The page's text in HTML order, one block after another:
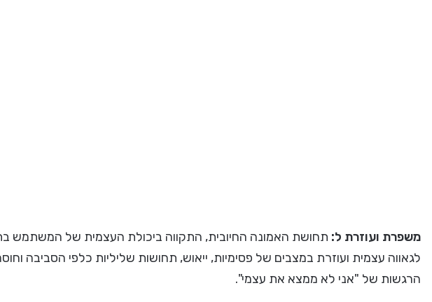
משפרת ועוזרת ל: תחושת האמונה החיובית, התקווה ביכולת העצמית של המשתמש
לגאווה עצמית ועוזרת במצבים של פסימיות, ייאוש, תחושות שליליות כלפי הסביבה
הרגשות של "אני לא ממצא את עצמי".